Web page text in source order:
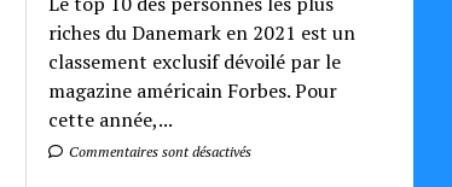
riches du Danemark en 2021 est un
classement exclusif dévoilé par le
magazine américain Forbes. Pour
cette année,...
Commentaires sont désactivés